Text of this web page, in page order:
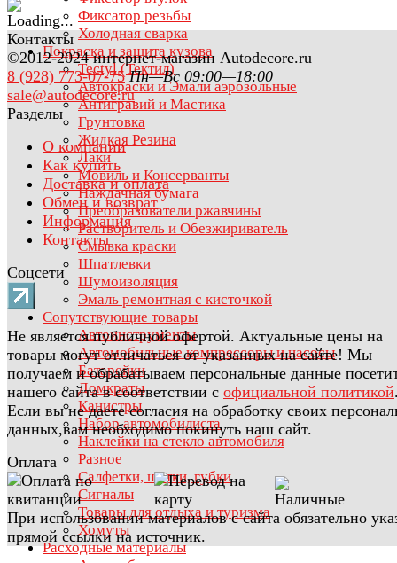
Фиксатор резьбы
Холодная сварка
Покраска и защита кузова
Tectyl (Тектил)
Автокраски и Эмали аэрозольные
Антигравий и Мастика
Грунтовка
Жидкая Резина
Лаки
Мовиль и Консерванты
Наждачная бумага
Преобразователи ржавчины
Растворитель и Обезжириватель
Смывка краски
Шпатлевки
Шумоизоляция
Эмаль ремонтная с кисточкой
Сопутствующие товары
Автоинструменты
Автомобильные компрессоры и насосы
Батарейки
Домкраты
Канистры
Набор автомобилиста
Наклейки на стекло автомобиля
Разное
Салфетки, щетки, губки
Сигналы
Товары для отдыха и туризма
Хомуты
Расходные материалы
Контакты
©2012-2024 интернет-магазин Autodecore.ru
8 (928) 773-07-75 Пн—Вс 09:00—18:00
sale@autodecore.ru
Разделы
О компании
Как купить
Доставка и оплата
Обмен и возврат
Информация
Контакты
Соцсети
Не является публичной офертой. Актуальные цены на
товары могут отличаться от указанных на сайте! Мы
получаем и обрабатываем персональные данные
нашего сайта в соответствии с официальной политикой
Если вы не даете согласия на обработку своих
данных,вам необходимо покинуть наш сайт.
Оплата
При использовании материалов с сайта обязательно
прямой ссылки на источник.